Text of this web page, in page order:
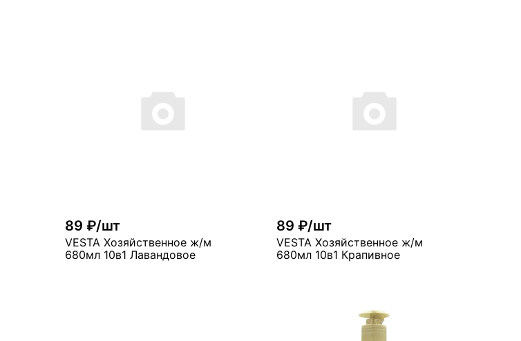
89 ₽/шт
VESTA Хозяйственное ж/м
680мл 10в1 Лавандовое
89 ₽/шт
VESTA Хозяйственное ж/м
680мл 10в1 Крапивное